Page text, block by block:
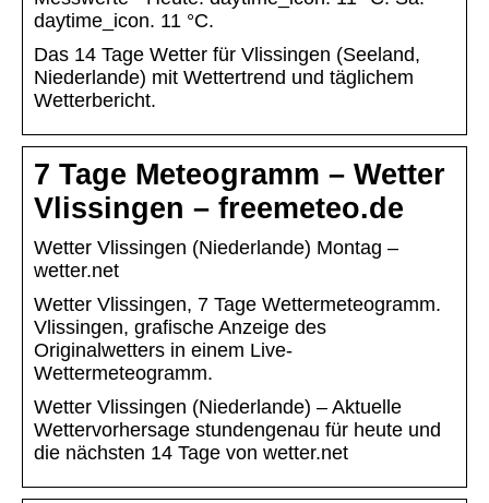
daytime_icon. 11 °C.
Das 14 Tage Wetter für Vlissingen (Seeland,
Niederlande) mit Wettertrend und täglichem
Wetterbericht.
7 Tage Meteogramm – Wetter
Vlissingen – freemeteo.de
Wetter Vlissingen (Niederlande) Montag –
wetter.net
Wetter Vlissingen, 7 Tage Wettermeteogramm.
Vlissingen, grafische Anzeige des
Originalwetters in einem Live-
Wettermeteogramm.
Wetter Vlissingen (Niederlande) – Aktuelle
Wettervorhersage stundengenau für heute und
die nächsten 14 Tage von wetter.net